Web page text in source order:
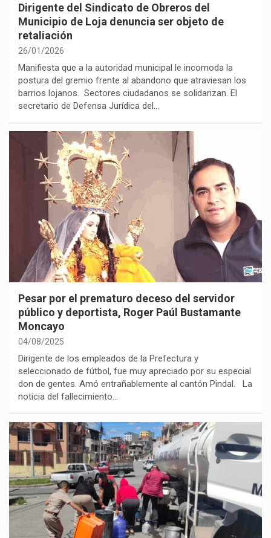
Dirigente del Sindicato de Obreros del
Municipio de Loja denuncia ser objeto de
retaliación
26/01/2026
Manifiesta que a la autoridad municipal le incomoda la
postura del gremio frente al abandono que atraviesan los
barrios lojanos. Sectores ciudadanos se solidarizan. El
secretario de Defensa Jurídica del…
Pesar por el prematuro deceso del servidor
público y deportista, Roger Paúl Bustamante
Moncayo
04/08/2025
Dirigente de los empleados de la Prefectura y
seleccionado de fútbol, fue muy apreciado por su especial
don de gentes. Amó entrañablemente al cantón Pindal. La
noticia del fallecimiento…